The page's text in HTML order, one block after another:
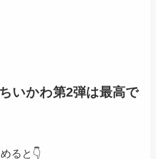
いかわ第2弾は最高で
ると👇